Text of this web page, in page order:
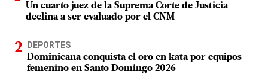
Un cuarto juez de la Suprema Corte de Justicia
declina a ser evaluado por el CNM
DEPORTES
Dominicana conquista el oro en kata por equipos
femenino en Santo Domingo 2026